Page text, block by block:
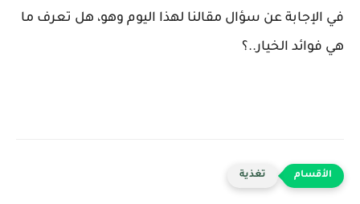
في الإجابة عن سؤال مقالنا لهذا اليوم وهو، هل تعرف ما
هي فوائد الخيار..؟
تغذية